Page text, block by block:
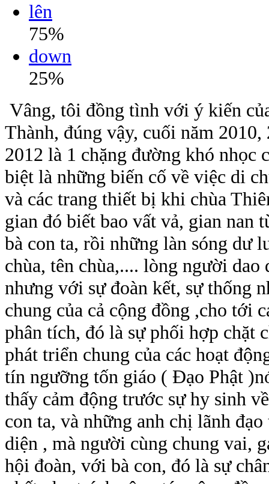
lên
75%
down
25%
Vâng, tôi đồng tình với ý kiến
Thành, đúng vậy, cuối năm
2012 là 1 chặng đường khó nhọc
biệt là những biến cố về việc di
và các trang thiết bị khi chùa
gian đó biết bao vất vả, gian nan
bà con ta, rồi những làn sóng dư
chùa, tên chùa,.... lòng người
nhưng với sự đoàn kết, sự thống
chung của cả cộng đồng ,cho tới
phân tích, đó là sự phối hợp chặt
phát triển chung của các hoạt
tín ngưỡng tốn giáo ( Đạo Phật
thấy cảm động trước sự hy sinh
con ta, và những anh chị lãnh
diện , mà người cùng chung vai,
hội đoàn, với bà con, đó là sự